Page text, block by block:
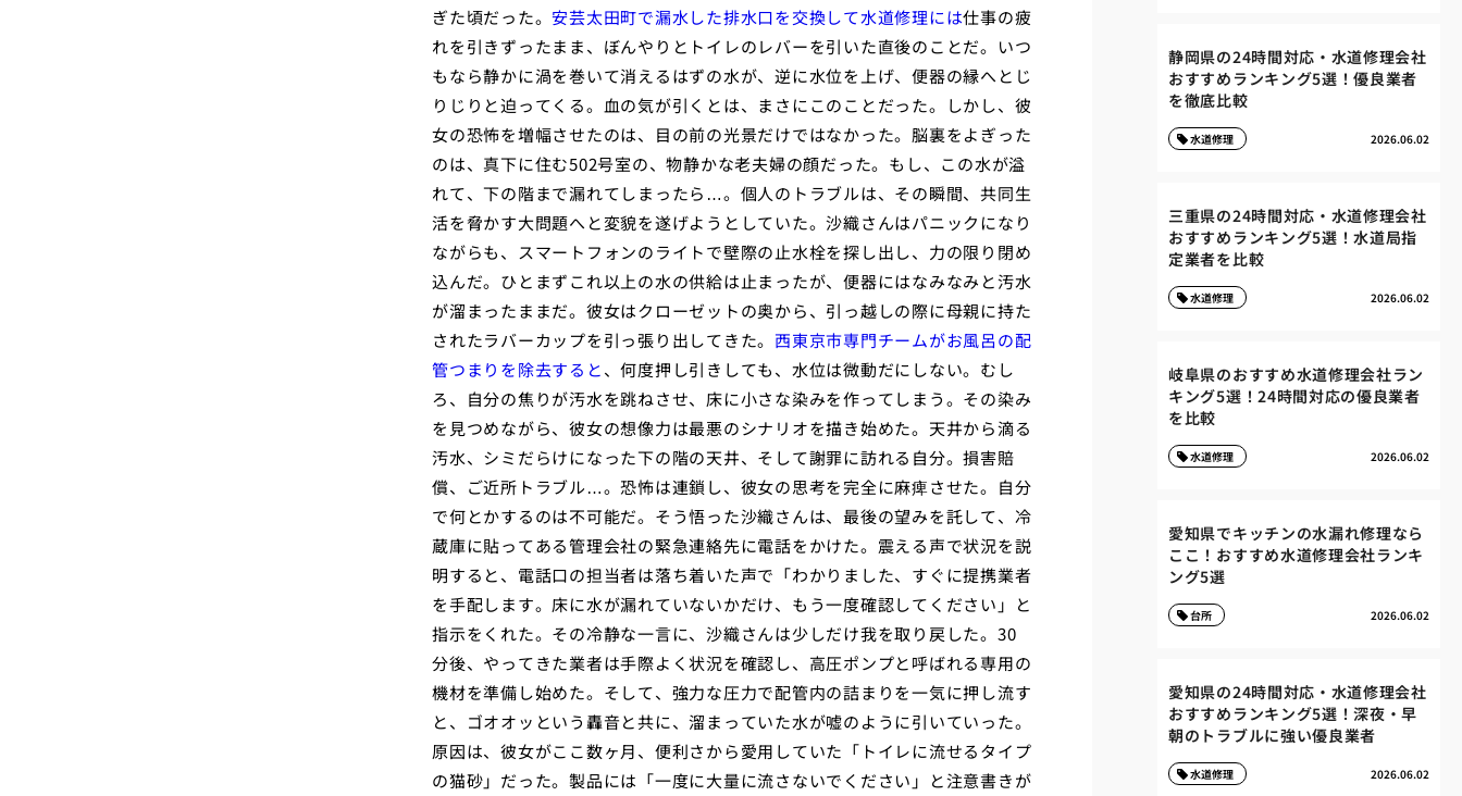
ぎた頃だった。安芸太田町で漏水した排水口を交換して水道修理には仕事の疲
れを引きずったまま、ぼんやりとトイレのレバーを引いた直後のことだ。いつ
もなら静かに渦を巻いて消えるはずの水が、逆に水位を上げ、便器の縁へとじ
りじりと迫ってくる。血の気が引くとは、まさにこのことだった。しかし、彼
女の恐怖を増幅させたのは、目の前の光景だけではなかった。脳裏をよぎった
のは、真下に住む502号室の、物静かな老夫婦の顔だった。もし、この水が溢
れて、下の階まで漏れてしまったら…。個人のトラブルは、その瞬間、共同生
活を脅かす大問題へと変貌を遂げようとしていた。沙織さんはパニックになり
ながらも、スマートフォンのライトで壁際の止水栓を探し出し、力の限り閉め
込んだ。ひとまずこれ以上の水の供給は止まったが、便器にはなみなみと汚水
が溜まったままだ。彼女はクローゼットの奥から、引っ越しの際に母親に持た
されたラバーカップを引っ張り出してきた。 西東京市専門チームがお風呂の配
管つまりを除去すると、何度押し引きしても、水位は微動だにしない。むし
ろ、自分の焦りが汚水を跳ねさせ、床に小さな染みを作ってしまう。その染み
を見つめながら、彼女の想像力は最悪のシナリオを描き始めた。天井から滴る
汚水、シミだらけになった下の階の天井、そして謝罪に訪れる自分。損害賠
償、ご近所トラブル…。恐怖は連鎖し、彼女の思考を完全に麻痺させた。自分
で何とかするのは不可能だ。そう悟った沙織さんは、最後の望みを託して、冷
蔵庫に貼ってある管理会社の緊急連絡先に電話をかけた。震える声で状況を説
明すると、電話口の担当者は落ち着いた声で「わかりました、すぐに提携業者
を手配します。床に水が漏れていないかだけ、もう一度確認してください」と
指示をくれた。その冷静な一言に、沙織さんは少しだけ我を取り戻した。30
分後、やってきた業者は手際よく状況を確認し、高圧ポンプと呼ばれる専用の
機材を準備し始めた。そして、強力な圧力で配管内の詰まりを一気に押し流す
と、ゴオオッという轟音と共に、溜まっていた水が嘘のように引いていった。
原因は、彼女がここ数ヶ月、便利さから愛用していた「トイレに流せるタイプ
の猫砂」だった。製品には「一度に大量に流さないでください」と注意書きが
静岡県の24時間対応・水道修理会社
おすすめランキング5選！優良業者
を徹底比較
2026.06.02
水道修理
三重県の24時間対応・水道修理会社
おすすめランキング5選！水道局指
定業者を比較
2026.06.02
水道修理
岐阜県のおすすめ水道修理会社ラン
キング5選！24時間対応の優良業者
を比較
2026.06.02
水道修理
愛知県でキッチンの水漏れ修理なら
ここ！おすすめ水道修理会社ランキ
ング5選
2026.06.02
台所
愛知県の24時間対応・水道修理会社
おすすめランキング5選！深夜・早
朝のトラブルに強い優良業者
2026.06.02
水道修理